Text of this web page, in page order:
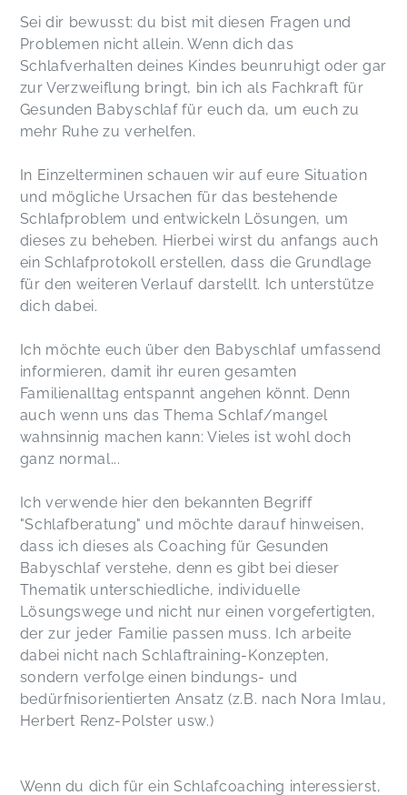
Sei dir bewusst: du bist mit diesen Fragen und
Problemen nicht allein. Wenn dich das
Schlafverhalten deines Kindes beunruhigt oder gar
zur Verzweiflung bringt, bin ich als Fachkraft für
Gesunden Babyschlaf für euch da, um euch zu
mehr Ruhe zu verhelfen.
In Einzelterminen schauen wir auf eure Situation
und mögliche Ursachen für das bestehende
Schlafproblem und entwickeln Lösungen, um
dieses zu beheben. Hierbei wirst du anfangs auch
ein Schlafprotokoll erstellen, dass die Grundlage
für den weiteren Verlauf darstellt. Ich unterstütze
dich dabei.
Ich möchte euch über den Babyschlaf umfassend
informieren, damit ihr euren gesamten
Familienalltag entspannt angehen könnt. Denn
auch wenn uns das Thema Schlaf/mangel
wahnsinnig machen kann: Vieles ist wohl doch
ganz normal...
Ich verwende hier den bekannten Begriff
"Schlafberatung" und möchte darauf hinweisen,
dass ich dieses als Coaching für Gesunden
Babyschlaf verstehe, denn es gibt bei dieser
Thematik unterschiedliche, individuelle
Lösungswege und nicht nur einen vorgefertigten,
der zur jeder Familie passen muss. Ich arbeite
dabei nicht nach Schlaftraining-Konzepten,
sondern verfolge einen bindungs- und
bedürfnisorientierten Ansatz (z.B. nach Nora Imlau,
Herbert Renz-Polster usw.)
Wenn du dich für ein Schlafcoaching interessierst,